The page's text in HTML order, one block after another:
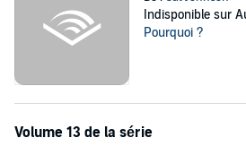
Indisponible sur
Pourquoi ?
Volume 13 de la série